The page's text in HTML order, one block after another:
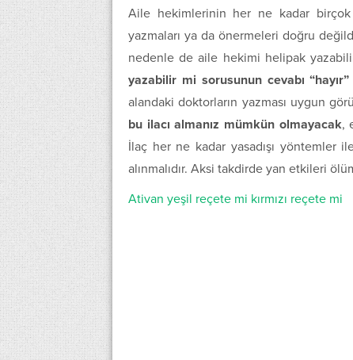
Aile hekimlerinin her ne kadar birçok
yazmaları ya da önermeleri doğru
nedenle de aile hekimi helipak
yazabilir mi sorusunun cevabı “hayır”
alandaki doktorların yazması uygun
bu ilacı almanız mümkün olmayacak,
İlaç her ne kadar yasadışı yöntemler
alınmalıdır. Aksi takdirde yan etkileri
Ativan yeşil reçete mi kırmızı reçete mi